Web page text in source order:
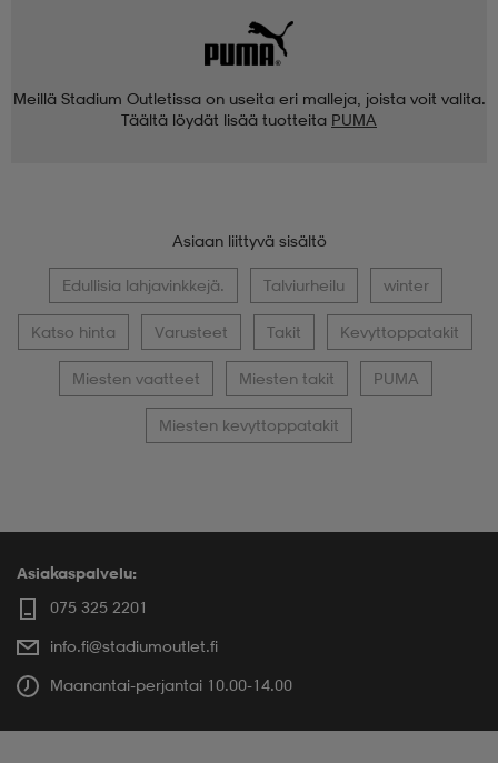
Meillä Stadium Outletissa on useita eri malleja, joista voit valita.
Täältä löydät lisää tuotteita PUMA
Asiaan liittyvä sisältö
Edullisia lahjavinkkejä. Talviurheilu winter
Katso hinta Varusteet Takit Kevyttoppatakit
Miesten vaatteet Miesten takit PUMA
Miesten kevyttoppatakit
Asiakaspalvelu:
075 325 2201
info.fi@stadiumoutlet.fi
Maanantai-perjantai 10.00-14.00